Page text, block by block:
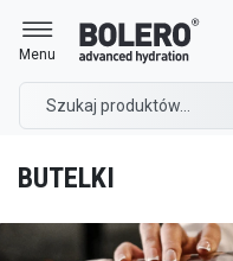
do
treści
Menu
BUTELKI